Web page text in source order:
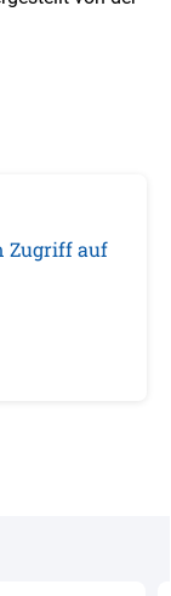
Zugriff auf